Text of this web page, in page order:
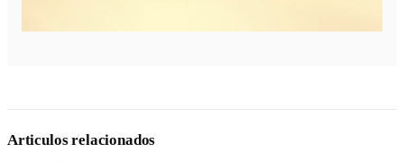
Articulos relacionados